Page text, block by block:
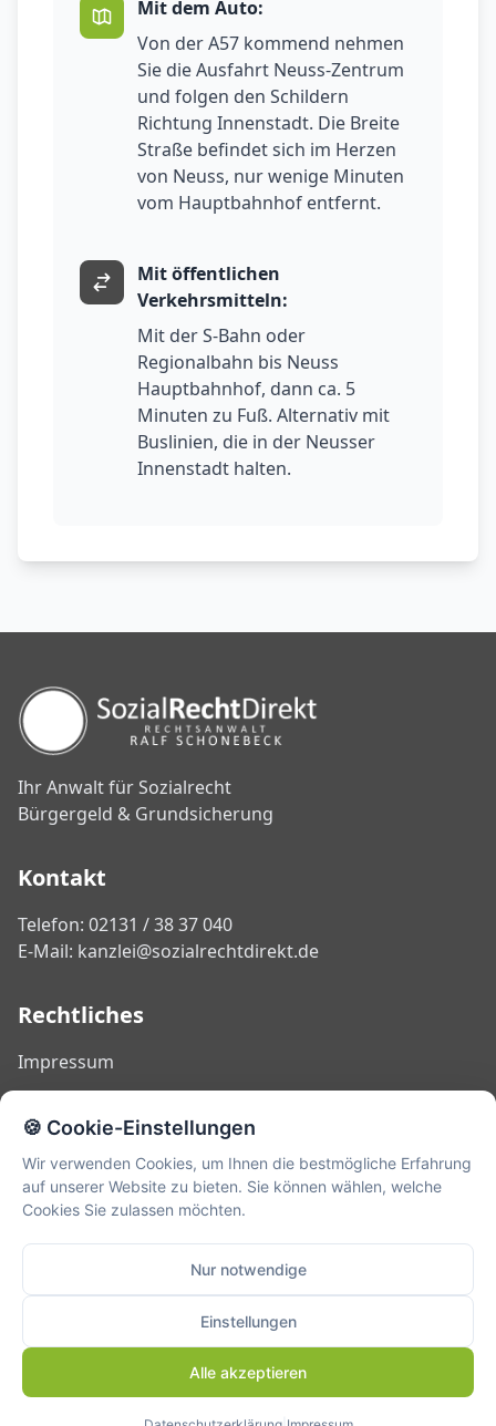
Mit dem Auto:
Von der A57 kommend nehmen
Sie die Ausfahrt Neuss-Zentrum
und folgen den Schildern
Richtung Innenstadt. Die Breite
Straße befindet sich im Herzen
von Neuss, nur wenige Minuten
vom Hauptbahnhof entfernt.
Mit öffentlichen
Verkehrsmitteln:
Mit der S-Bahn oder
Regionalbahn bis Neuss
Hauptbahnhof, dann ca. 5
Minuten zu Fuß. Alternativ mit
Buslinien, die in der Neusser
Innenstadt halten.
Ihr Anwalt für Sozialrecht
Bürgergeld & Grundsicherung
Kontakt
Telefon: 02131 / 38 37 040
E-Mail: kanzlei@sozialrechtdirekt.de
Rechtliches
Impressum
Datenschutz
Kontakt
und ersetzen keine individuelle Rechtsberatung im Einzelfall.
Für eine verbindliche Beratung kontaktieren Sie mich bitte
persönlich.
© 2025 Rechtsanwalt Ralf Schonebeck. Alle Rechte
Entwicklung & Design:Büroservice Strate
🍪 Cookie-Einstellungen
Wir verwenden Cookies, um Ihnen die bestmögliche Erfahrung
auf unserer Website zu bieten. Sie können wählen, welche
Cookies Sie zulassen möchten.
Nur notwendige
Einstellungen
Alle akzeptieren